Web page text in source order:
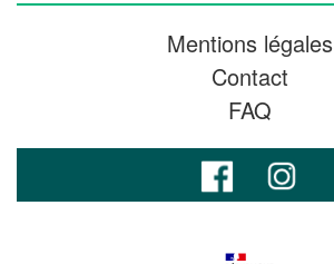
Mentions légales
Contact
FAQ